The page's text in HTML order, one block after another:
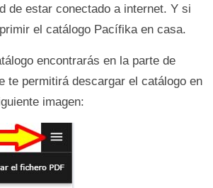
de estar conectado a internet. Y si
el catálogo Pacífika en casa.
encontrarás en la parte de
te permitirá descargar el catálogo en
imagen: